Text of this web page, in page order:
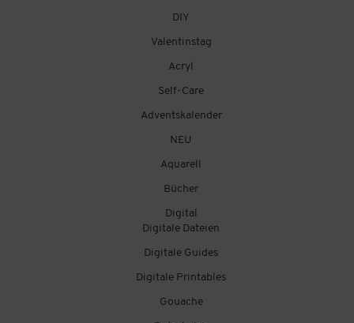
DIY
Valentinstag
Acryl
Self-Care
Adventskalender
NEU
Aquarell
Bücher
Digital
Digitale Dateien
Digitale Guides
Digitale Printables
Gouache